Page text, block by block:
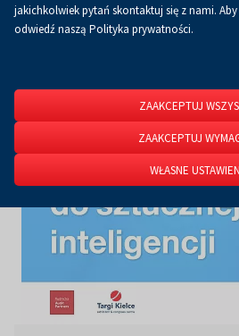
jakichkolwiek pytań skontaktuj się z nami.
odwiedź naszą Polityka prywatności.
ZAAKCEPTUJ
ZAAKCEPTUJ
WŁASNE